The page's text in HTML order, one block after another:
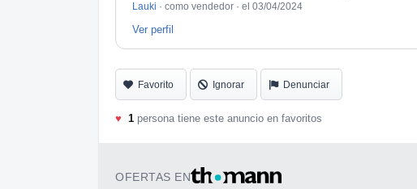
Lauki · como vendedor · el 03/04/2024
Ver perfil
Favorito Ignorar Denunciar
♥ 1 persona tiene este anuncio en favoritos
OFERTAS EN